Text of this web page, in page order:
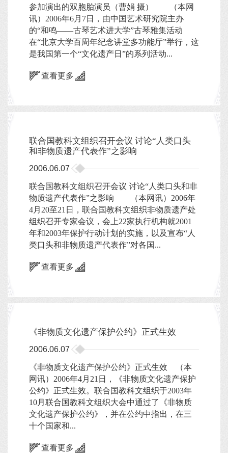
参加演出的双胞胎演员（曹娟 摄） （本网
讯）2006年6月7日，由中国艺术研究院主办
的“和鸣――古琴艺术进大学”古琴雅集活动
在“北京大学百周年纪念讲堂多功能厅”举行，这
是我国第一个“文化遗产日”的系列活动...
查看更多
联合国教科文组织召开会议 讨论“人类口头
和非物质遗产代表作”之影响
2006.06.07
联合国教科文组织召开会议 讨论“人类口头和非
物质遗产代表作”之影响 （本网讯）2006年
4月20至21日，联合国教科文组织非物质遗产处
组织召开专家会议，会上22家执行机构就2001
年和2003年保护行动计划的实施，以及宣布“人
类口头和非物质遗产代表作”对各国...
查看更多
《非物质文化遗产保护公约》正式生效
2006.06.07
《非物质文化遗产保护公约》正式生效 （本
网讯）2006年4月21日，《非物质文化遗产保护
公约》正式生效。联合国教科文组织于2003年
10月联合国教科文组织大会中通过了《非物质
文化遗产保护公约》，并在公约中指出，在三
十个国家和...
查看更多